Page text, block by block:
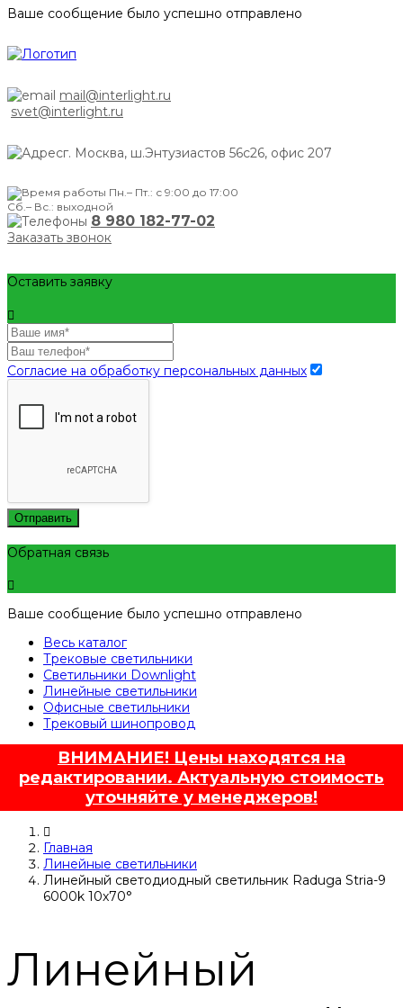
Ваше сообщение было успешно отправлено
mail@interlight.ru
svet@interlight.ru
г. Москва, ш.Энтузиастов 56с26, офис 207
Пн.– Пт.: с 9:00 до 17:00
Сб.– Вс.: выходной
8 980 182-77-02
Заказать звонок
Оставить заявку
Согласие на обработку персональных данных
Отправить
Обратная связь
Ваше сообщение было успешно отправлено
Весь каталог
Трековые светильники
Светильники Downlight
Линейные светильники
Офисные светильники
Трековый шинопровод
ВНИМАНИЕ! Цены находятся на
редактировании. Актуальную стоимость
уточняйте у менеджеров!
Главная
Линейные светильники
Линейный светодиодный светильник Raduga Stria-9
6000k 10x70°
Линейный